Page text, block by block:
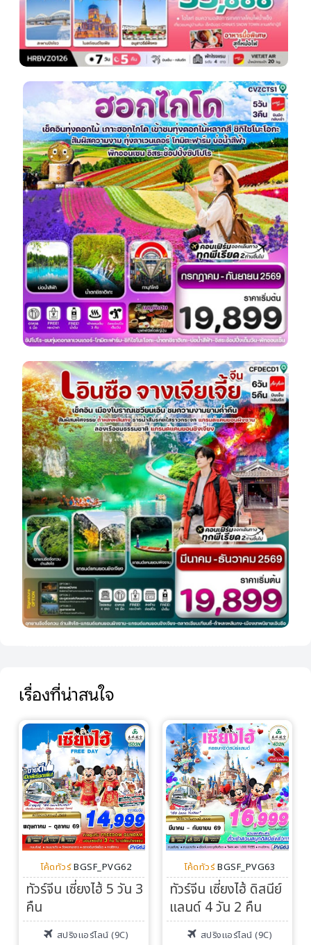
เรื่องที่น่าสนใจ
โค้ดทัวร์ BGSF_PVG62
ทัวร์จีน เซี่ยงไฮ้ 5 วัน 3
คืน
สปริงแอร์ไลน์ (9C)
โค้ดทัวร์ BGSF_PVG63
ทัวร์จีน เซี่ยงไฮ้ ดิสนีย์
แลนด์ 4 วัน 2 คืน
สปริงแอร์ไลน์ (9C)